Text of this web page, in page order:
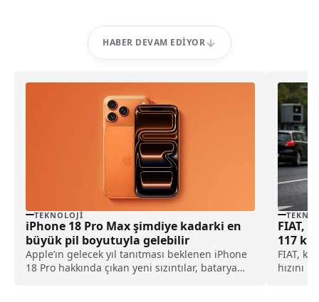
HABER DEVAM EDIYOR
TEKNOLOJI
iPhone 18 Pro Max şimdiye kadarki en
büyük pil boyutuyla gelebilir
Apple’ın gelecek yıl tanıtması beklenen iPhone
18 Pro hakkında çıkan yeni sızıntılar, batarya
FIAT,
117
FIAT,
hızını